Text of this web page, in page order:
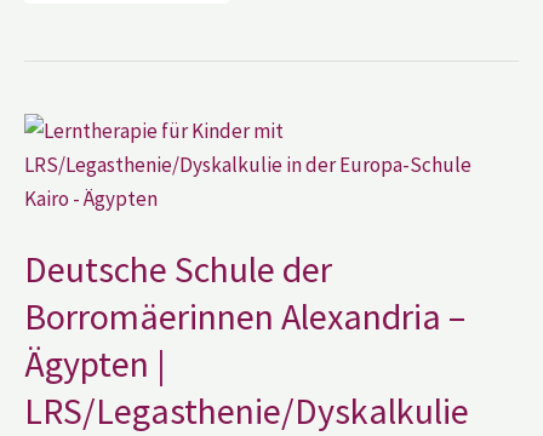
Deutsche Schule der
Borromäerinnen Alexandria –
Ägypten |
LRS/Legasthenie/Dyskalkulie
Deutsche
Schule
der
Borromäerinnen
Alexandria
|
LRS/Legasthenie/Dyskalkulie